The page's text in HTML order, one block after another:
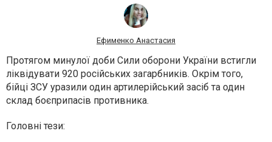
Ефименко Анастасия
Протягом минулої доби Сили оборони України встигли
ліквідувати 920 російських загарбників. Окрім того,
бійці ЗСУ уразили один артилерійський засіб та один
склад боєприпасів противника.
Головні тези: